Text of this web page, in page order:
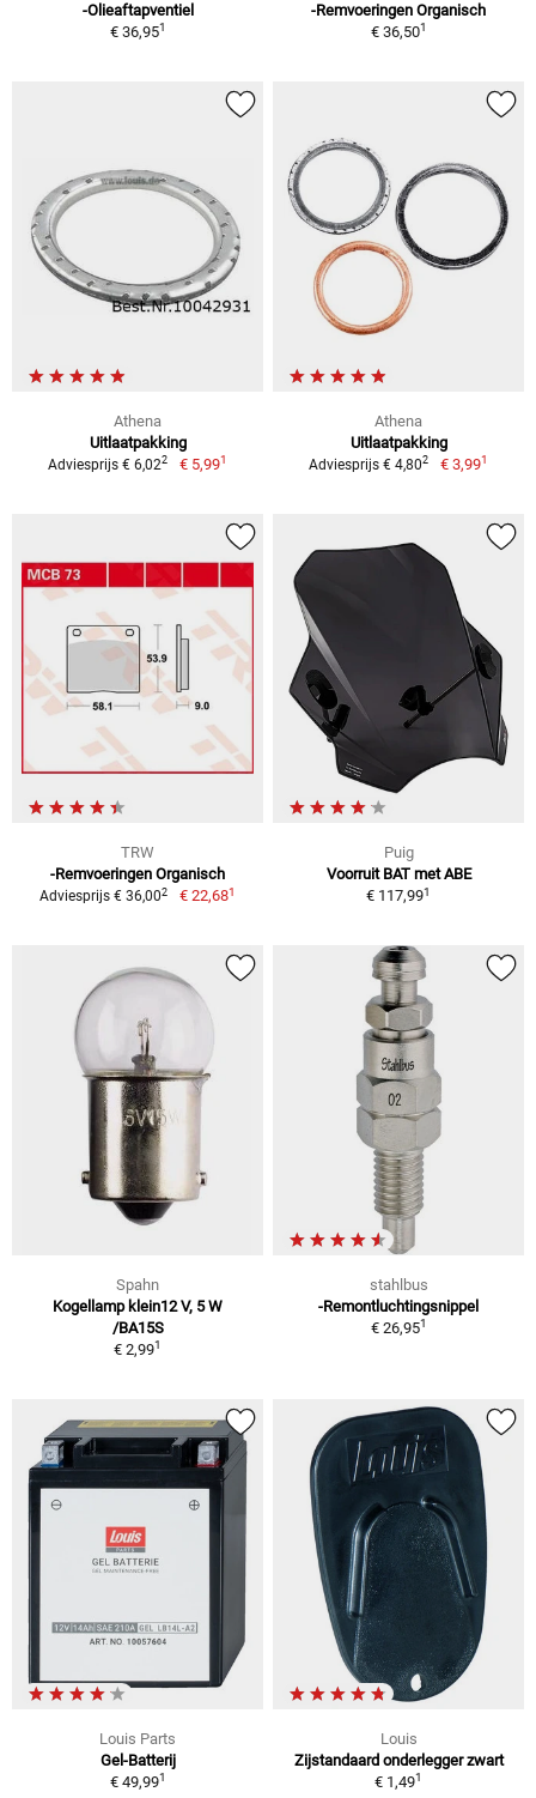
-Olieaftapventiel
€ 36,951
-Remvoeringen Organisch
€ 36,501
Athena
Uitlaatpakking
Adviesprijs € 6,022 € 5,991
Athena
Uitlaatpakking
Adviesprijs € 4,802 € 3,991
TRW
-Remvoeringen Organisch
Adviesprijs € 36,002 € 22,681
Puig
Voorruit BAT met ABE
€ 117,991
Spahn
Kogellamp klein12 V, 5 W
/BA15S
€ 2,991
stahlbus
-Remontluchtingsnippel
€ 26,951
Louis Parts
Gel-Batterij
€ 49,991
Louis
Zijstandaard onderlegger zwart
€ 1,491